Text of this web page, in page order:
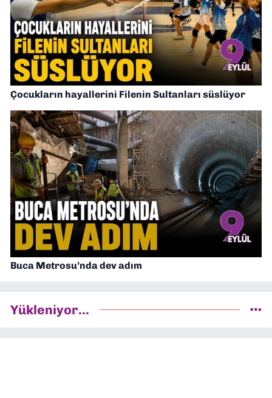
Çocukların hayallerini Filenin Sultanları süslüyor
Buca Metrosu’nda dev adım
Yükleniyor...